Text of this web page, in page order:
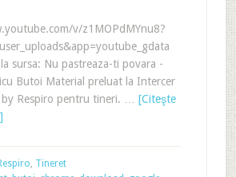
v/z1MOPdMYnu8?
sursa: Nu pastreaza-ti povara -
Butoi Material preluat la Intercer
by Respiro pentru tineri. … [Citeşte
, Tineret